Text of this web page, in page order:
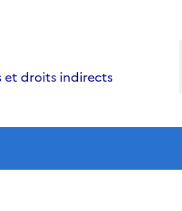
et droits indirects